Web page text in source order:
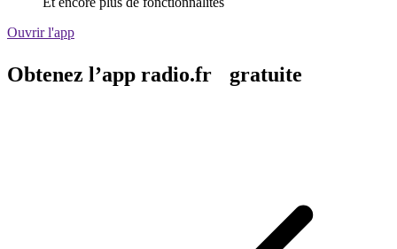
Ouvrir l'app
Obtenez l’app radio.fr gratuite